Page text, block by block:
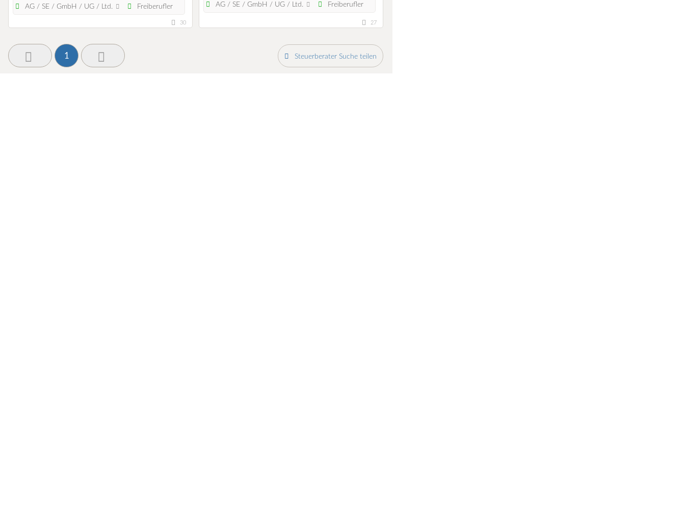
AG / SE / GmbH / UG / Ltd.
Freiberufler
30
AG / SE / GmbH / UG / Ltd.
Freiberufler
27
1 Steuerberater Suche teilen